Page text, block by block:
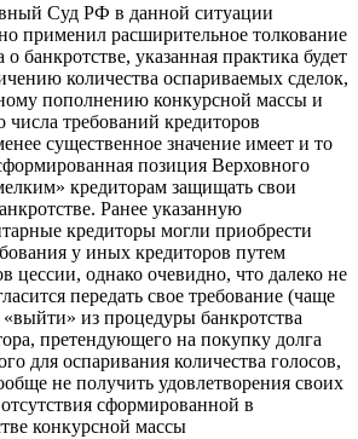
Суд РФ в данной ситуации
применил расширительное толкование
банкротстве, указанная практика будет
количества оспариваемых сделок,
пополнению конкурсной массы и
требований кредиторов
существенное значение имеет и то
позиция Верховного
кредиторам защищать свои
Ранее указанную
кредиторы могли приобрести
у иных кредиторов путем
цессии, однако очевидно, что далеко не
передать свое требование (чаще
из процедуры банкротства
претендующего на покупку долга
для оспаривания количества голосов,
не получить удовлетворения своих
сформированной в
конкурсной массы